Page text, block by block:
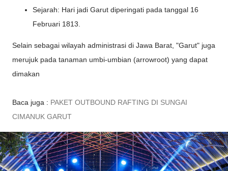
Sejarah: Hari jadi Garut diperingati pada tanggal 16
Februari 1813.
Selain sebagai wilayah administrasi di Jawa Barat, "Garut" juga
merujuk pada tanaman umbi-umbian (arrowroot) yang dapat
dimakan
Baca juga : PAKET OUTBOUND RAFTING DI SUNGAI
CIMANUK GARUT